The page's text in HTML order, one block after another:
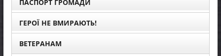
ПАСПОРТ ГРОМАДИ
ГЕРОЇ НЕ ВМИРАЮТЬ!
ВЕТЕРАНАМ